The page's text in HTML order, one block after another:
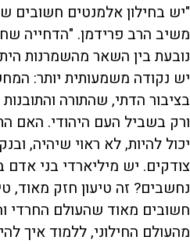
"יש בחילון אלמנטים חשובים
משיב הרב פרידמן. "הדחייה
נובעת בין השאר מהשמרנות
יש נקודה משמעותית יותר:
בציבור הדתי, שהתורה
ורק בשביל העם היהודי. האם
יכול להיות, לא ראוי שיהיה,
צודקים. יש מיליארדי בני
נחשבים? זה טיעון חזק מאוד,
חשובים מאוד שהעולם החרדי
מהעולם החילוני, ללמוד איך